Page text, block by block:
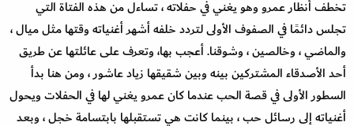
تخطف أنظار عمرو وهو يغني في حفلاته ، تساءل من هذه الفتاة التي
تجلس دائمًا في الصفوف الأولى لتردد خلفه أشهر أغنياته وقتها مثل ميال ،
والماضي ، وخالصين ، وشوقنا. أعجب بها، وتعرف على عائلتها عن طريق
أحد الأصدقاء المشتركين بينه وبين شقيقها زياد عاشور ، ومن هنا بدأ
السطور الأولى في قصة الحب عندما كان عمرو يغني لها في الحفلات ويحول
أغنياته إلى رسائل حب ، بينما كانت هي تستقبلها بابتسامة خجل ، وبعد